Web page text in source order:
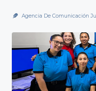
Agencia De Comunicación